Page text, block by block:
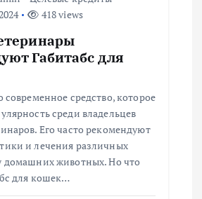
418 views
Габитабс для
современное средство, которое
среди владельцев
Его часто рекомендуют
и лечения различных
домашних животных. Но что
для кошек…